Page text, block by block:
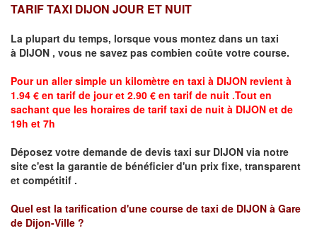
TARIF TAXI DIJON JOUR ET NUIT
La plupart du temps, lorsque vous montez dans un taxi
à DIJON , vous ne savez pas combien coûte votre course.
Pour un aller simple un kilomètre en taxi à DIJON revient à
1.94 € en tarif de jour et 2.90 € en tarif de nuit .Tout en
sachant que les horaires de tarif taxi de nuit à DIJON et de
19h et 7h
Déposez votre demande de devis taxi sur DIJON via notre
site c'est la garantie de bénéficier d'un prix fixe, transparent
et compétitif .
Quel est la tarification d'une course de taxi de DIJON à Gare
de Dijon-Ville ?